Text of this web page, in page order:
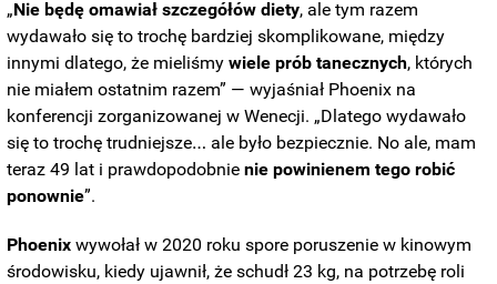
„Nie będę omawiał szczegółów diety, ale tym razem
wydawało się to trochę bardziej skomplikowane, między
innymi dlatego, że mieliśmywiele prób tanecznych, których
nie miałem ostatnim razem” — wyjaśniał Phoenix na
konferencji zorganizowanej w Wenecji. „Dlatego wydawało
się to trochę trudniejsze… ale było bezpiecznie. No ale, mam
teraz 49 lat i prawdopodobnienie powinienem tego robić
ponownie”.
Phoenix wywołał w 2020 roku spore poruszenie w kinowym
środowisku, kiedy ujawnił, że schudł 23 kg, na potrzebę roli